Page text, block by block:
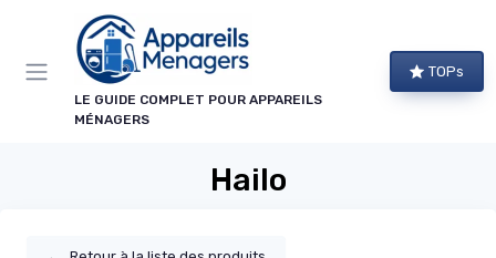
LE GUIDE COMPLET POUR APPAREILS
MÉNAGERS
TOPs
Hailo
Panneau de gestion des cookies